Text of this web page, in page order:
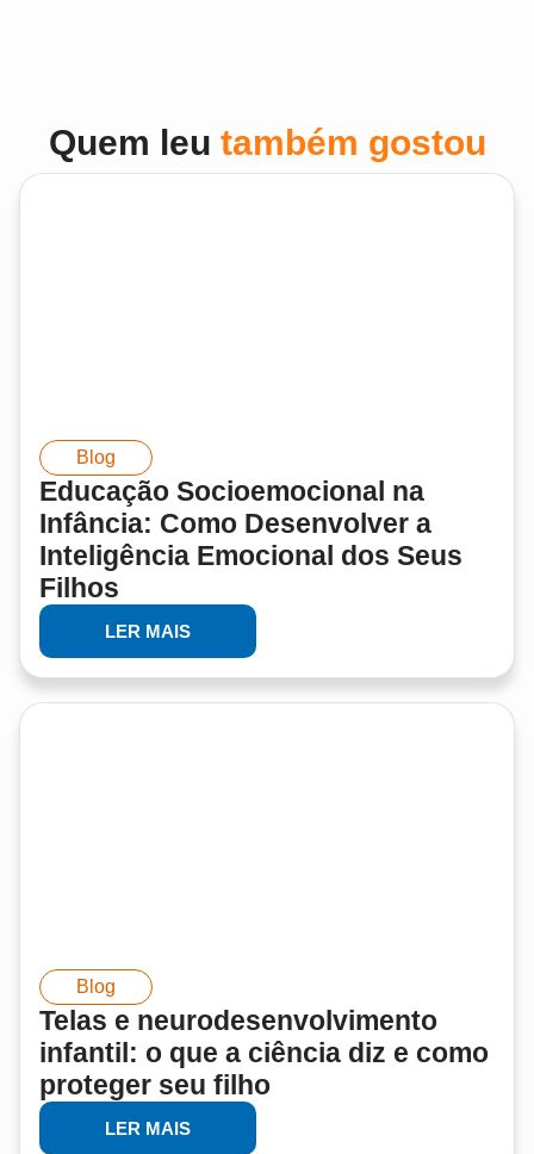
Quem leu também gostou
Blog
Educação Socioemocional na
Infância: Como Desenvolver a
Inteligência Emocional dos Seus
Filhos
LER MAIS
Blog
Telas e neurodesenvolvimento
infantil: o que a ciência diz e como
proteger seu filho
LER MAIS